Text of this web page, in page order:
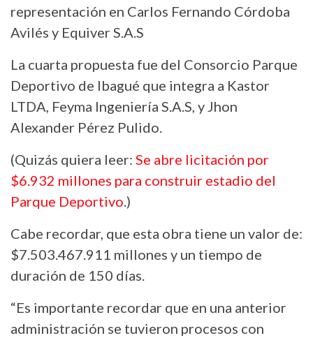
representación en Carlos Fernando Córdoba
Avilés y Equiver S.A.S
La cuarta propuesta fue del Consorcio Parque
Deportivo de Ibagué que integra a Kastor
LTDA, Feyma Ingeniería S.A.S, y Jhon
Alexander Pérez Pulido.
(Quizás quiera leer: Se abre licitación por
$6.932 millones para construir estadio del
Parque Deportivo.)
Cabe recordar, que esta obra tiene un valor de:
$7.503.467.911 millones y un tiempo de
duración de 150 días.
“Es importante recordar que en una anterior
administración se tuvieron procesos con